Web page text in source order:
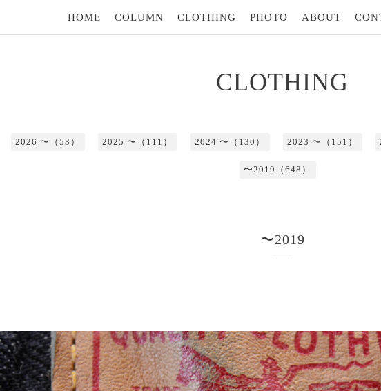
HOME COLUMN CLOTHING PHOTO ABOUT
CLOTHING
2026 〜（53） 2025 〜（111） 2024 〜（130） 2023 〜（151）
〜2019（648）
〜2019